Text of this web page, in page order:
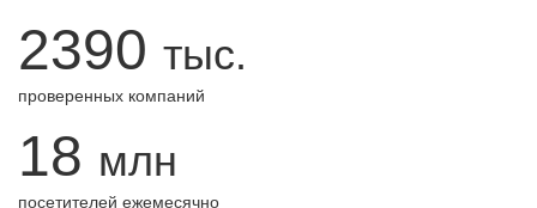
2390 тыс.
проверенных компаний
18 млн
посетителей ежемесячно